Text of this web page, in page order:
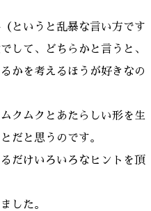
というと乱暴な言い方です
して、どちらかと言うと、
かを考えるほうが好きなの
クムクとあたらしい形を生
だと思うのです。
だけいろいろなヒントを頂
した。